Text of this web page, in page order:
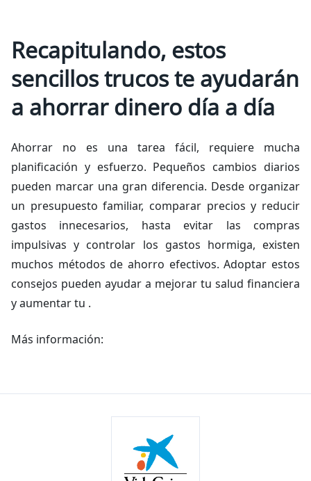
Recapitulando, estos
sencillos trucos te ayudarán
a ahorrar dinero día a día
Ahorrar no es una tarea fácil, requiere mucha
planificación y esfuerzo. Pequeños cambios diarios
pueden marcar una gran diferencia. Desde organizar
un presupuesto familiar, comparar precios y reducir
gastos innecesarios, hasta evitar las compras
impulsivas y controlar los gastos hormiga, existen
muchos métodos de ahorro efectivos. Adoptar estos
consejos pueden ayudar a mejorar tu salud financiera
y aumentar tu .
Más información: